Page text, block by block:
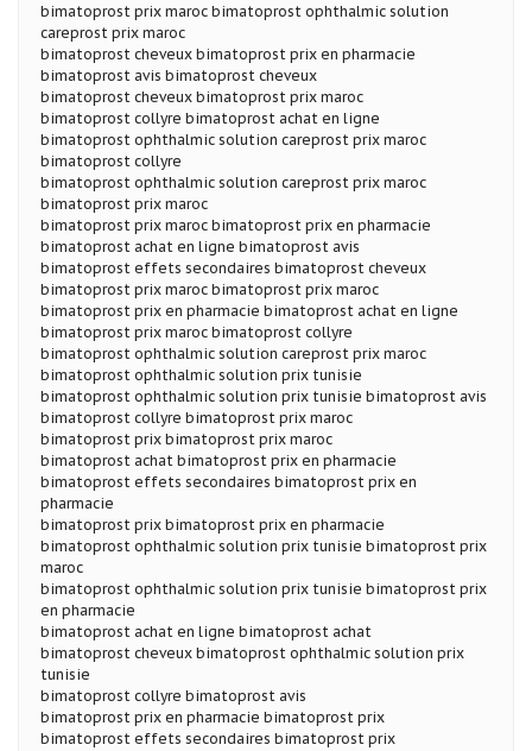
bimatoprost prix maroc bimatoprost ophthalmic solution
careprost prix maroc
bimatoprost cheveux bimatoprost prix en pharmacie
bimatoprost avis bimatoprost cheveux
bimatoprost cheveux bimatoprost prix maroc
bimatoprost collyre bimatoprost achat en ligne
bimatoprost ophthalmic solution careprost prix maroc
bimatoprost collyre
bimatoprost ophthalmic solution careprost prix maroc
bimatoprost prix maroc
bimatoprost prix maroc bimatoprost prix en pharmacie
bimatoprost achat en ligne bimatoprost avis
bimatoprost effets secondaires bimatoprost cheveux
bimatoprost prix maroc bimatoprost prix maroc
bimatoprost prix en pharmacie bimatoprost achat en ligne
bimatoprost prix maroc bimatoprost collyre
bimatoprost ophthalmic solution careprost prix maroc
bimatoprost ophthalmic solution prix tunisie
bimatoprost ophthalmic solution prix tunisie bimatoprost avis
bimatoprost collyre bimatoprost prix maroc
bimatoprost prix bimatoprost prix maroc
bimatoprost achat bimatoprost prix en pharmacie
bimatoprost effets secondaires bimatoprost prix en
pharmacie
bimatoprost prix bimatoprost prix en pharmacie
bimatoprost ophthalmic solution prix tunisie bimatoprost prix
maroc
bimatoprost ophthalmic solution prix tunisie bimatoprost prix
en pharmacie
bimatoprost achat en ligne bimatoprost achat
bimatoprost cheveux bimatoprost ophthalmic solution prix
tunisie
bimatoprost collyre bimatoprost avis
bimatoprost prix en pharmacie bimatoprost prix
bimatoprost effets secondaires bimatoprost prix